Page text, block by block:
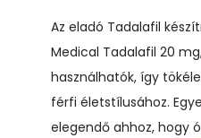
Az eladó Tadalafil
Medical Tadalafil 20
használhatók, így
férfi életstílusához.
elegendő ahhoz, hogy